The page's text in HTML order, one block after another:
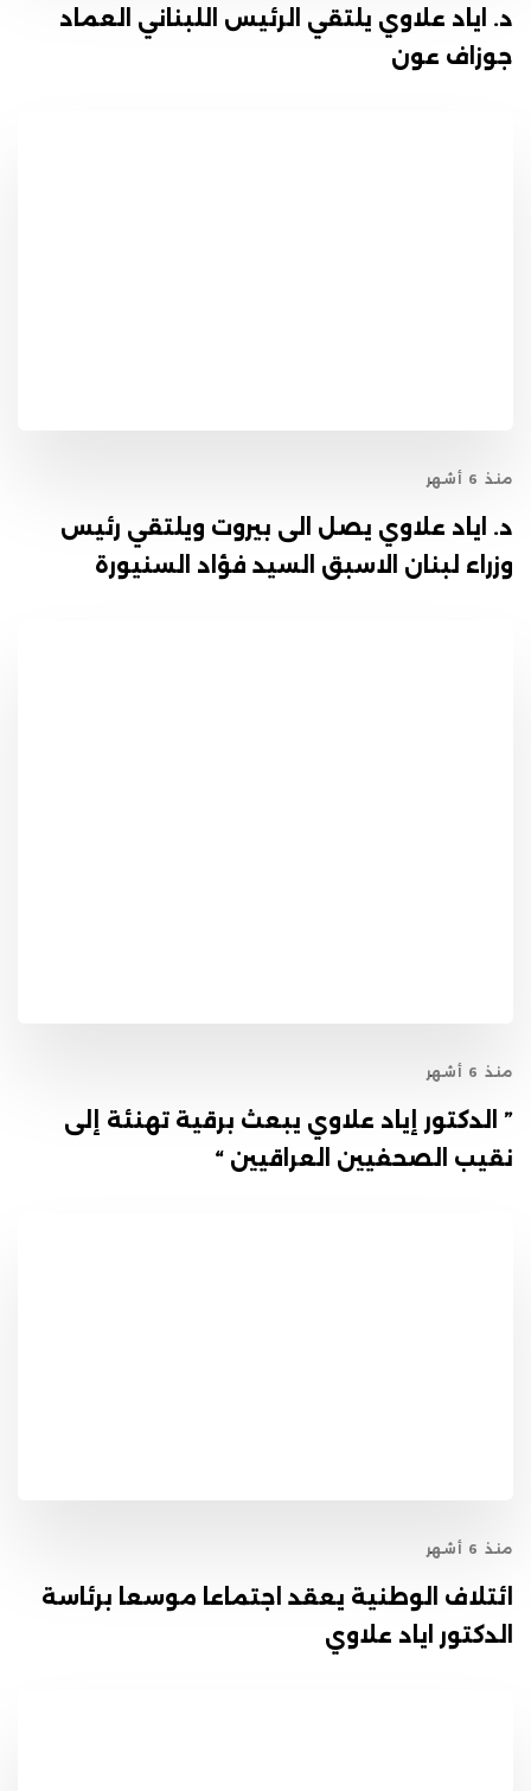
د. اياد علاوي يلتقي الرئيس اللبناني العماد
جوزاف عون
منذ 6 أشهر
د. اياد علاوي يصل الى بيروت ويلتقي رئيس
وزراء لبنان الاسبق السيد فؤاد السنيورة
منذ 6 أشهر
” الدكتور إياد علاوي يبعث برقية تهنئة إلى
نقيب الصحفيين العراقيين “
منذ 6 أشهر
ائتلاف الوطنية يعقد اجتماعا موسعا برئاسة
الدكتور اياد علاوي